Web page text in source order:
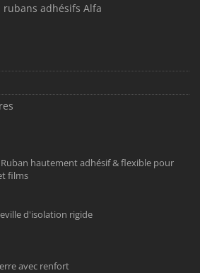
adhésifs Alfa
Ruban hautement adhésif & flexible pour
films
d'isolation rigide
avec renfort